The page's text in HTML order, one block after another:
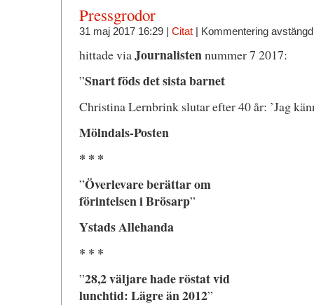
Pressgrodor
31 maj 2017 16:29 | Citat| Kommentering avstängd
hittade viaJournalistennummer 7 2017:
”Snart föds det sista barnet
Christina Lernbrink slutar efter 40 år: ’Jag
Mölndals-Posten
* * *
”Överlevare berättar om
förintelsen i Brösarp”
Ystads Allehanda
* * *
”28,2 väljare hade röstat vid
lunchtid: Lägre än 2012”